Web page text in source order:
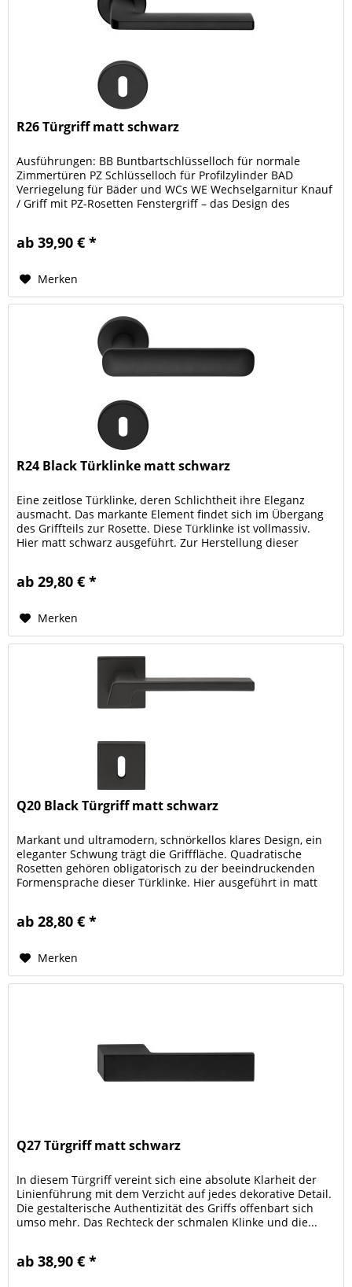
R26 Türgriff matt schwarz
Ausführungen: BB Buntbartschlüsselloch für normale
Zimmertüren PZ Schlüsselloch für Profilzylinder BAD
Verriegelung für Bäder und WCs WE Wechselgarnitur Knauf
/ Griff mit PZ-Rosetten Fenstergriff – das Design des
ab 39,90 € *
Merken
R24 Black Türklinke matt schwarz
Eine zeitlose Türklinke, deren Schlichtheit ihre Eleganz
ausmacht. Das markante Element findet sich im Übergang
des Griffteils zur Rosette. Diese Türklinke ist vollmassiv.
Hier matt schwarz ausgeführt. Zur Herstellung dieser
ab 29,80 € *
Merken
Q20 Black Türgriff matt schwarz
Markant und ultramodern, schnörkellos klares Design, ein
eleganter Schwung trägt die Grifffläche. Quadratische
Rosetten gehören obligatorisch zu der beeindruckenden
Formensprache dieser Türklinke. Hier ausgeführt in matt
ab 28,80 € *
Merken
Q27 Türgriff matt schwarz
In diesem Türgriff vereint sich eine absolute Klarheit der
Linienführung mit dem Verzicht auf jedes dekorative Detail.
Die gestalterische Authentizität des Griffs offenbart sich
umso mehr. Das Rechteck der schmalen Klinke und die...
ab 38,90 € *